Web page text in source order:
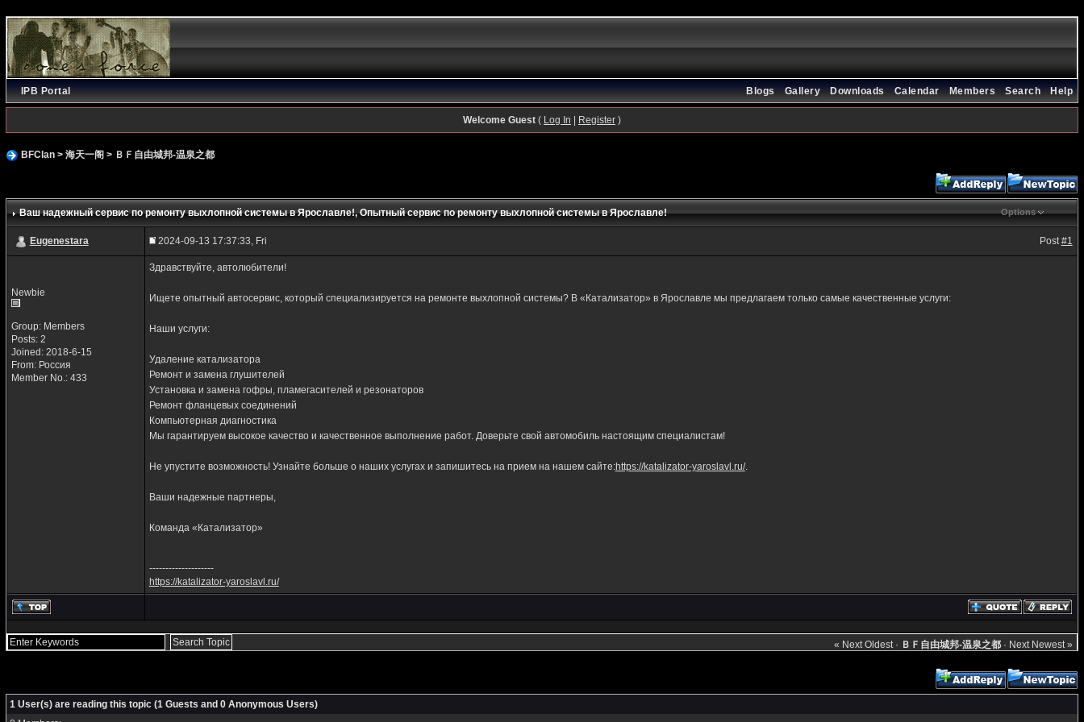
IPB Portal Help
Search
Members
Calendar
Downloads
Gallery
Blogs
Welcome Guest( Log In Register)
BFClan> 海天一阁 > ＢＦ自由城邦-温泉之都
Ваш надежный сервис по ремонту выхлопной системы в Ярославле!, Опытный сервис по ремонту выхлопной системы в Ярославле! Options
Eugenestara 2024-09-13 17:37:33, Fri Post#1
Newbie
Group: Members
Posts: 2
Joined: 2018-6-15
From: Россия
Member No.: 433
Здравствуйте, автолюбители!
Ищете опытный автосервис, который специализируется на ремонте выхлопной системы? В «Катализатор» в Ярославле мы предлагаем только самые качественные услуги:
Наши услуги:
Удаление катализатора
Ремонт и замена глушителей
Установка и замена гофры, пламегасителей и резонаторов
Ремонт фланцевых соединений
Компьютерная диагностика
Мы гарантируем высокое качество и качественное выполнение работ. Доверьте свой автомобиль настоящим специалистам!
Не упустите возможность! Узнайте больше о наших услугах и запишитесь на прием на нашем сайте:https://katalizator-yaroslavl.ru/.
Ваши надежные партнеры,
Команда «Катализатор»
--------------------
https://katalizator-yaroslavl.ru/
« Next Oldest· ＢＦ自由城邦-温泉之都 · Next Newest »
1 User(s) are reading this topic (1 Guests and 0 Anonymous Users)